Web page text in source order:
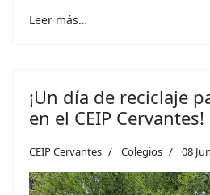
Leer más…
¡Un día de reciclaje
en el CEIP Cervantes!
CEIP Cervantes Colegios 08